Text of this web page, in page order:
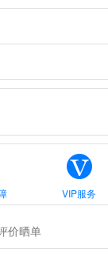
VIP服务
价晒单